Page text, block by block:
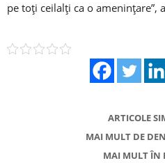
pe toți ceilalți ca o amenințare”,
ARTICOLE
MAI MULT DE
MAI MULT ÎN